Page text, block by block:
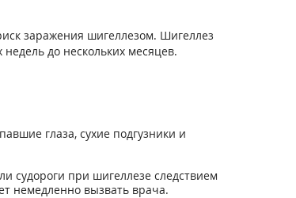
заражения шигеллезом. Шигеллез
до нескольких месяцев.
глаза, сухие подгузники и
судороги при шигеллезе следствием
немедленно вызвать врача.